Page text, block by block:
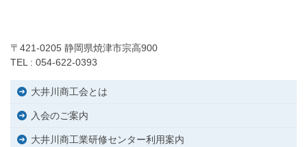
〒421-0205 静岡県焼津市宗高900
TEL : 054-622-0393
大井川商工会とは
入会のご案内
大井川商工業研修センター利用案内